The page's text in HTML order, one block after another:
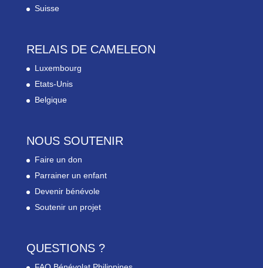
Suisse
RELAIS DE CAMELEON
Luxembourg
Etats-Unis
Belgique
NOUS SOUTENIR
Faire un don
Parrainer un enfant
Devenir bénévole
Soutenir un projet
QUESTIONS ?